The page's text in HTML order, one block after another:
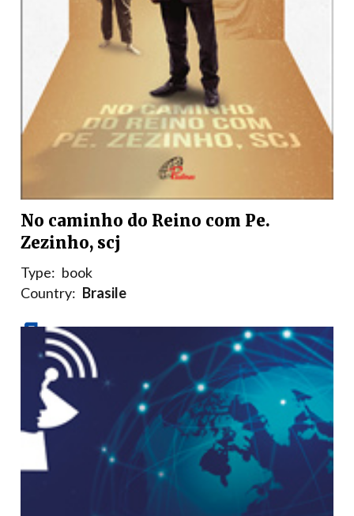
No caminho do Reino com Pe.
Zezinho, scj
Type: book
Country: Brasile